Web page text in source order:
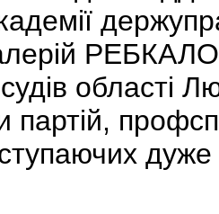
РЕБКАЛО.
партій,